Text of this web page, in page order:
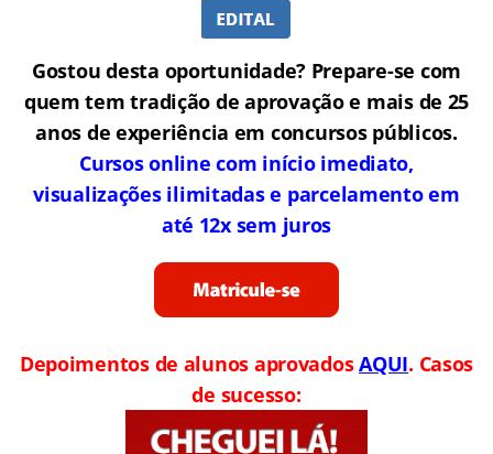
Gostou desta oportunidade? Prepare-se com
quem tem tradição de aprovação e mais de 25
anos de experiência em concursos públicos.
Cursos online com início imediato,
visualizações ilimitadas e parcelamento em
até 12x sem juros
Depoimentos de alunos aprovadosAQUI. Casos
de sucesso: